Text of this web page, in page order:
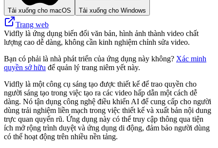
Tải xuống cho macOS Tải xuống cho Windows
Trang web
Vidfly là ứng dụng biến đổi văn bản, hình ảnh thành video chất
lượng cao dễ dàng, không cần kinh nghiệm chỉnh sửa video.
Bạn có phải là nhà phát triển của ứng dụng này không? Xác minh
quyền sở hữu để quản lý trang niêm yết này.
Vidfly là một công cụ sáng tạo được thiết kế để trao quyền cho
người sáng tạo trong việc tạo ra các video hấp dẫn một cách dễ
dàng. Nó tận dụng công nghệ điều khiển AI để cung cấp cho người
dùng trải nghiệm liền mạch trong việc thiết kế và xuất bản nội dung
trực quan quyến rũ. Ứng dụng này có thể truy cập thông qua tiện
ích mở rộng trình duyệt và ứng dụng di động, đảm bảo người dùng
có thể hoạt động trên nhiều nền tảng.